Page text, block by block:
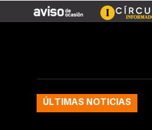
ÚLTIMAS NOTICIAS